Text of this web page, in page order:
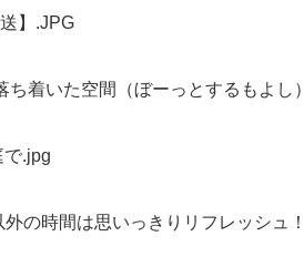
ち着いた空間（ぼーっとするもよし）
の時間は思いっきりリフレッシュ！